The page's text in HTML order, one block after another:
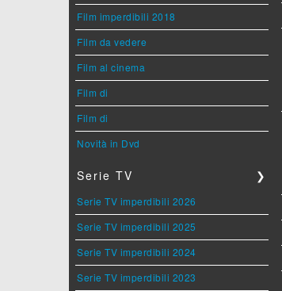
Film imperdibili 2018
Film da vedere
Film al cinema
Film di
Film di
Novità in Dvd
Serie TV ❯
Serie TV imperdibili 2026
Serie TV imperdibili 2025
Serie TV imperdibili 2024
Serie TV imperdibili 2023